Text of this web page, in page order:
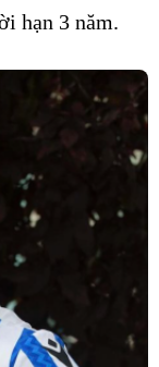
hạn 3 năm.